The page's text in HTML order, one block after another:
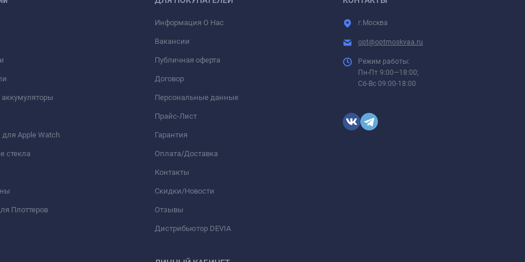
нейлон
Apple Watch
стекла
Плоттеров
Информация О Нас
Вакансии
Публичная оферта
Договор
Персональные данные
Прайс-Лист
Гарантия
Оплата/Доставка
Контакты
Скидки/Новости
Отзывы
Дистрибьютор DEVIA
г.Москва
opt@optmoskvaa.ru
Режим работы:
Пн-Пт 9:00—18:00;
Сб-Вс 09:00-18:00